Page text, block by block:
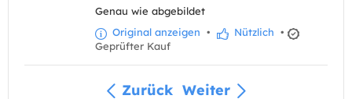
Genau wie abgebildet
Original anzeigen • Nützlich •
Geprüfter Kauf
Zurück Weiter